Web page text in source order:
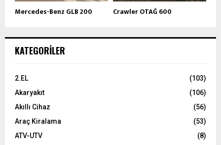
Mercedes-Benz GLB 200 Crawler OTAĞ 600
KATEGORILER
2.EL
(103)
Akaryakıt
(106)
Akıllı Cihaz
(56)
Araç Kiralama
(53)
ATV-UTV
(8)